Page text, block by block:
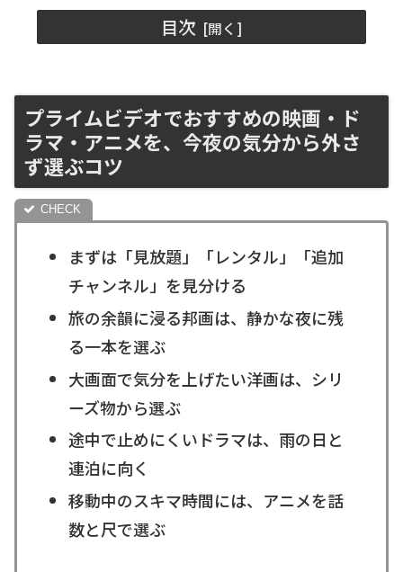
目次
プライムビデオでおすすめの映画・ド
ラマ・アニメを、今夜の気分から外さ
ず選ぶコツ
まずは「見放題」「レンタル」「追加
チャンネル」を見分ける
旅の余韻に浸る邦画は、静かな夜に残
る一本を選ぶ
大画面で気分を上げたい洋画は、シリ
ーズ物から選ぶ
途中で止めにくいドラマは、雨の日と
連泊に向く
移動中のスキマ時間には、アニメを話
数と尺で選ぶ